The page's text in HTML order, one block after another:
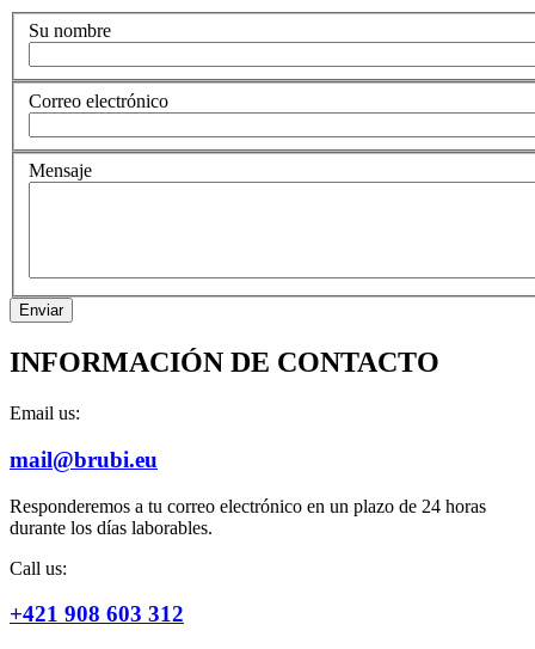
Su nombre
Correo electrónico
Mensaje
INFORMACIÓN DE CONTACTO
Email us:
mail@brubi.eu
Responderemos a tu correo electrónico en un plazo de 24 horas
durante los días laborables.
Call us:
+421 908 603 312